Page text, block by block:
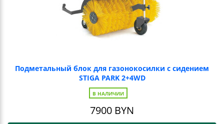
Подметальный блок для газонокосилки с сидением
STIGA PARK 2+4WD
В НАЛИЧИИ
7900 BYN